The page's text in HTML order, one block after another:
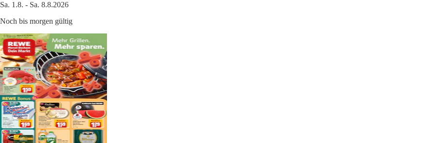
Sa. 1.8. - Sa. 8.8.2026
Noch bis morgen gültig